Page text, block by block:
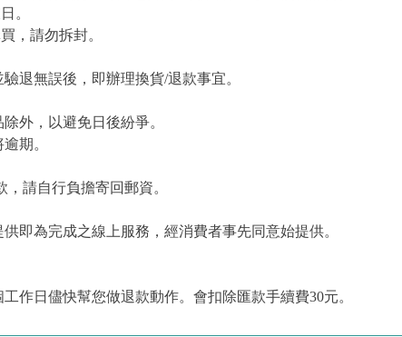
。
，請勿拆封。
退無誤後，即辦理換貨/退款事宜。
外，以避免日後紛爭。
期。
請自行負擔寄回郵資。
即為完成之線上服務，經消費者事先同意始提供。
作日儘快幫您做退款動作。會扣除匯款手續費30元。